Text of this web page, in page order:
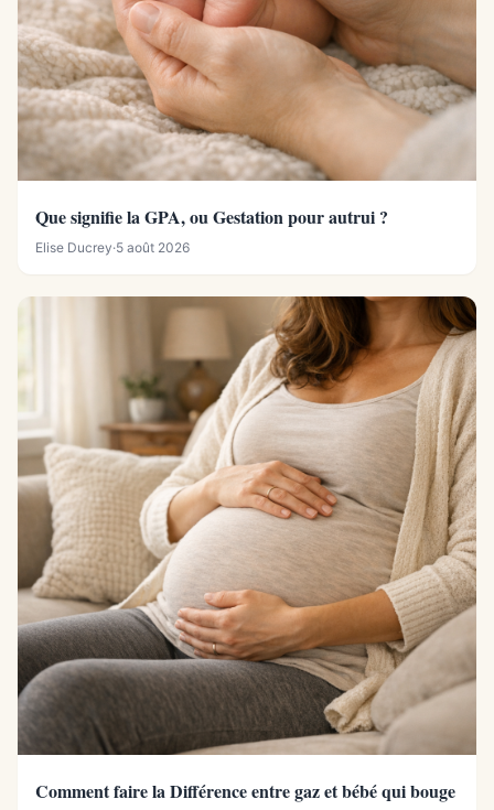
Que signifie la GPA, ou Gestation pour autrui ?
Elise Ducrey·5 août 2026
Comment faire la Différence entre gaz et bébé qui bouge